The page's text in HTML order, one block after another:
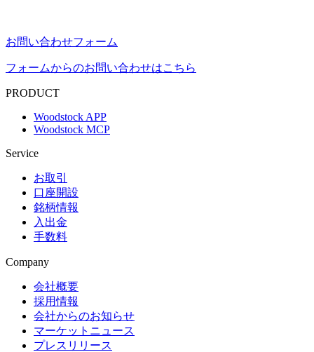
お問い合わせフォーム
フォームからのお問い合わせはこちら
PRODUCT
Woodstock APP
Woodstock MCP
Service
お取引
口座開設
銘柄情報
入出金
手数料
Company
会社概要
採用情報
会社からのお知らせ
マーケットニュース
プレスリリース